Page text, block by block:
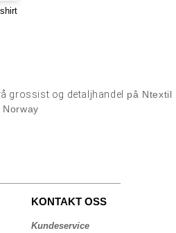
grossist og detaljhandel på Ntextil
Norway
KONTAKT OSS
Kundeservice